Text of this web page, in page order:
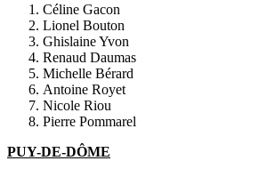
Céline Gacon
Lionel Bouton
Ghislaine Yvon
Renaud Daumas
Michelle Bérard
Antoine Royet
Nicole Riou
Pierre Pommarel
PUY-DE-DÔME